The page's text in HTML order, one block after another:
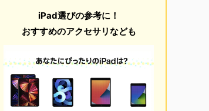
&利用について 無料 撮影カメラ：iPhone6+ 写真サ
イズ：3264×2448pix ...
iPad選びの参考に！
おすすめのアクセサリなども